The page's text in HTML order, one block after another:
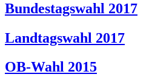
Bundestagswahl 2017
Landtagswahl 2017
OB-Wahl 2015